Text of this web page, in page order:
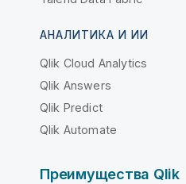
АНАЛИТИКА И ИИ
Qlik Cloud Analytics
Qlik Answers
Qlik Predict
Qlik Automate
Преимущества Qlik